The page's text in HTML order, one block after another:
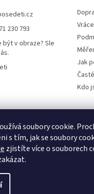
soubory cookie.
s tím, jak se soubory
zjistíte více o souborech
230 793
být v obraze? Sle
Jak
Kdo